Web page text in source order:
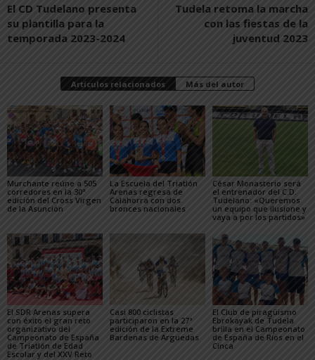
El CD Tudelano presenta
su plantilla para la
temporada 2023-2024
Tudela retoma la marcha
con las fiestas de la
juventud 2023
Artículos relacionados Más del autor
Murchante reúne a 505
corredores en la 30ª
edición del Cross Virgen
de la Asunción
La Escuela del Triatlón
Arenas regresa de
Calahorra con dos
bronces nacionales
César Monasterio será
el entrenador del C.D.
Tudelano: «Queremos
un equipo que ilusione y
vaya a por los partidos»
El SDR Arenas supera
con éxito el gran reto
organizativo del
Campeonato de España
de Triatlón de Edad
Escolar y del XXV Reto
Casi 800 ciclistas
participaron en la 27ª
edición de la Extreme
Bardenas de Arguedas
El Club de piragüismo
Ebrokayak de Tudela
brilla en el Campeonato
de España de Ríos en el
Cinca